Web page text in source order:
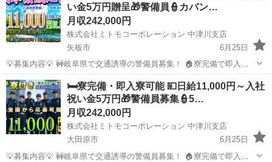
い金5万円贈呈🎁警備員👮カバン…
月収242,000円
株式会社ミトモコーポレーション 中津川支店
矢板市
6月25日
💡募集内容💡 🚧岐阜県で交通誘導の警備員募集！ 🏠寮完備で即入寮
OK。 🔰未経験でも安心の研修体制。 👫男女歓迎＆カップル応募も大
歓迎。 ✨安心して働ける環境で新生活をスタートしませんか？ 💴【日
給】 ✅日...
栃木 矢板市 その他 未経験
🛏️寮完備・即入寮可能 💴日給11,000円～入社
祝い金5万円🎁警備員募集👮5…
月収242,000円
株式会社ミトモコーポレーション 中津川支店
大田原市
6月25日
💡募集内容💡 🚧岐阜県で交通誘導の警備員募集！ 🏠寮完備で即入寮